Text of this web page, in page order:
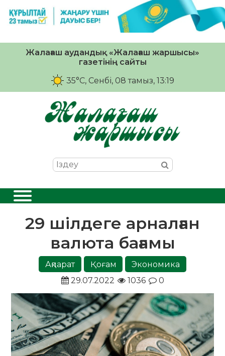
Жалағаш аудандық «Жалағаш жаршысы»
газетінің сайты
35°C, Сенбі, 08 тамыз, 13:19
29 шілдеге арналған
валюта бағамы
Ақпарат Қоғам
Экономика
29.07.2022
1036 0